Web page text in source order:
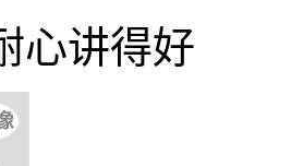
心讲得好